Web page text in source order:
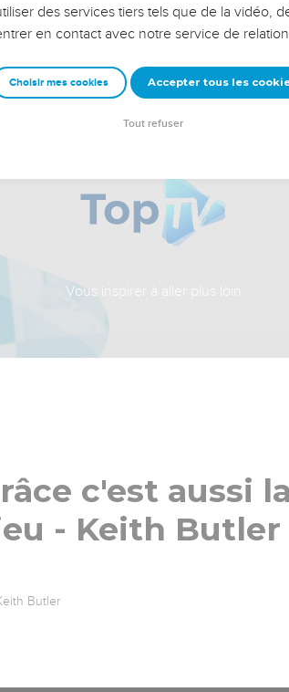
plus de sagesse afin que leurs erreurs
une équipe, un groupe ou une famille,
Vous inspirer à aller plus loin
c'est aussi la
- Keith Butler
Butler
des services tiers tels que de la vidéo,
en contact avec notre service de
Choisir mes cookies Accepter tous les
Tout refuser